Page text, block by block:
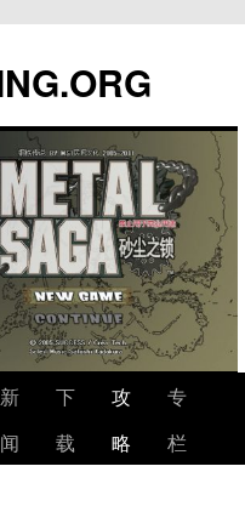
新
闻
下
载
攻
略
专
栏